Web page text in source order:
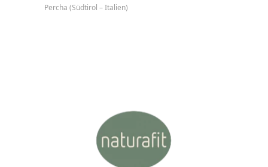
Percha (Südtirol – Italien)